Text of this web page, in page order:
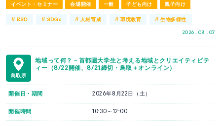
イベント・セミナー 会場開催 一般 子ども向け 親子向け
2026 . 08 . 07
#ESD # SDGs # 人材育成 # 環境教育 #生物多様性
鳥取県
地域って何？－首都圏大学生と考える地域とクリエイティビテ
ィー（8/22開催、8/21締切・鳥取＋オンライン）
開催日・期間 2026年8月22日（土）
開催時間 10:30～12:00